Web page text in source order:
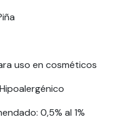
uso en cosméticos
0,5% al 1%